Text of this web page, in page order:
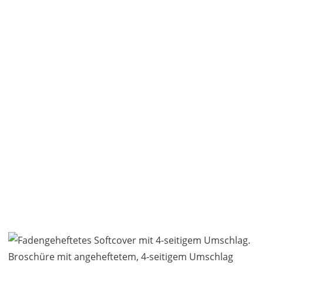
Broschüre mit angeheftetem, 4-seitigem Umschlag